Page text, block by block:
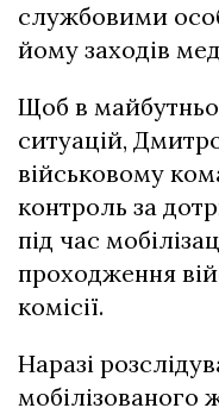
службовими
йому заходів
Щоб в
ситуацій,
військовому
контроль за
під час
проходження
комісії.
Наразі
мобілізованого